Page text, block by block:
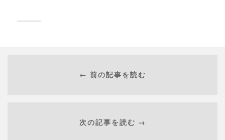
← 前の記事を読む
次の記事を読む →